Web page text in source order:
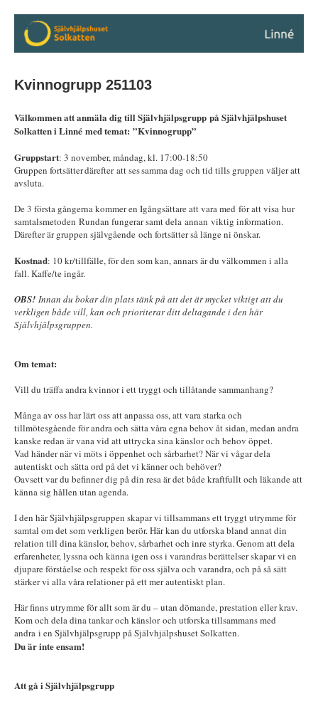
Kvinnogrupp 251103
Välkommen att anmäla dig till Självhjälpsgrupp på Självhjälpshuset
Solkatten i Linné med temat: ”Kvinnogrupp”
Gruppstart: 3 november, måndag, kl. 17:00-18:50
Gruppen fortsätter därefter att ses samma dag och tid tills gruppen väljer att
avsluta.
De 3 första gångerna kommer en Igångsättare att vara med för att visa hur
samtalsmetoden Rundan fungerar samt dela annan viktig information.
Därefter är gruppen självgående och fortsätter så länge ni önskar.
Kostnad: 10 kr/tillfälle, för den som kan, annars är du välkommen i alla
fall. Kaffe/te ingår.
OBS! Innan du bokar din plats tänk på att det är mycket viktigt att du
verkligen både vill, kan och prioriterar ditt deltagande i den här
Självhjälpsgruppen.
Om temat:
Vill du träffa andra kvinnor i ett tryggt och tillåtande sammanhang?
Många av oss har lärt oss att anpassa oss, att vara starka och
tillmötesgående för andra och sätta våra egna behov åt sidan, medan andra
kanske redan är vana vid att uttrycka sina känslor och behov öppet.
Vad händer när vi möts i öppenhet och sårbarhet? När vi vågar dela
autentiskt och sätta ord på det vi känner och behöver?
Oavsett var du befinner dig på din resa är det både kraftfullt och läkande att
känna sig hållen utan agenda.
I den här Självhjälpsgruppen skapar vi tillsammans ett tryggt utrymme för
samtal om det som verkligen berör. Här kan du utforska bland annat din
relation till dina känslor, behov, sårbarhet och inre styrka. Genom att dela
erfarenheter, lyssna och känna igen oss i varandras berättelser skapar vi en
djupare förståelse och respekt för oss själva och varandra, och på så sätt
stärker vi alla våra relationer på ett mer autentiskt plan.
Här finns utrymme för allt som är du – utan dömande, prestation eller krav.
Kom och dela dina tankar och känsloroch utforska tillsammans med
andra i en Självhjälpsgrupp på Självhjälpshuset Solkatten.​
Du är inte ensam!
Att gå i Självhjälpsgrupp